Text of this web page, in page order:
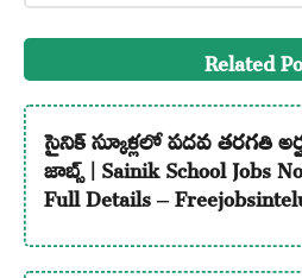
Related
సైనిక్ స్కూళ్లలో పదవ తరగతి
జాబ్స్ | Sainik School Jobs
Full Details –